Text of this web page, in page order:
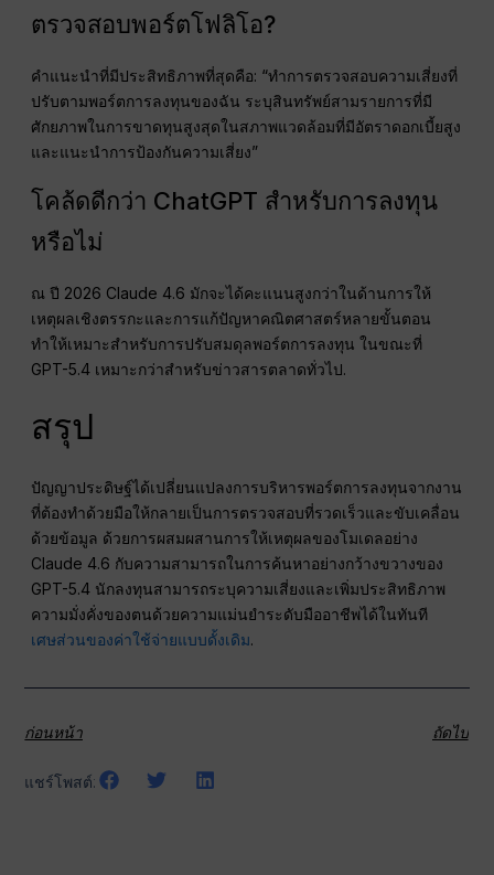
ตรวจสอบพอร์ตโฟลิโอ?
คำแนะนำที่มีประสิทธิภาพที่สุดคือ: “ทำการตรวจสอบความเสี่ยงที่
ปรับตามพอร์ตการลงทุนของฉัน ระบุสินทรัพย์สามรายการที่มี
ศักยภาพในการขาดทุนสูงสุดในสภาพแวดล้อมที่มีอัตราดอกเบี้ยสูง
และแนะนำการป้องกันความเสี่ยง”
โคล้ดดีกว่า ChatGPT สำหรับการลงทุน
หรือไม่
ณ ปี 2026 Claude 4.6 มักจะได้คะแนนสูงกว่าในด้านการให้
เหตุผลเชิงตรรกะและการแก้ปัญหาคณิตศาสตร์หลายขั้นตอน
ทำให้เหมาะสำหรับการปรับสมดุลพอร์ตการลงทุน ในขณะที่
GPT-5.4 เหมาะกว่าสำหรับข่าวสารตลาดทั่วไป.
สรุป
ปัญญาประดิษฐ์ได้เปลี่ยนแปลงการบริหารพอร์ตการลงทุนจากงาน
ที่ต้องทำด้วยมือให้กลายเป็นการตรวจสอบที่รวดเร็วและขับเคลื่อน
ด้วยข้อมูล ด้วยการผสมผสานการให้เหตุผลของโมเดลอย่าง
Claude 4.6 กับความสามารถในการค้นหาอย่างกว้างขวางของ
GPT-5.4 นักลงทุนสามารถระบุความเสี่ยงและเพิ่มประสิทธิภาพ
ความมั่งคั่งของตนด้วยความแม่นยำระดับมืออาชีพได้ในทันที
เศษส่วนของค่าใช้จ่ายแบบดั้งเดิม.
ก่อนหน้า ถัดไป
แชร์โพสต์: